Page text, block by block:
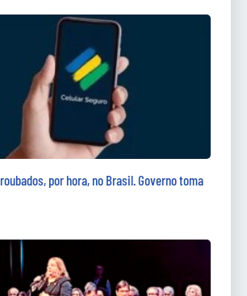
por hora, no Brasil. Governo toma